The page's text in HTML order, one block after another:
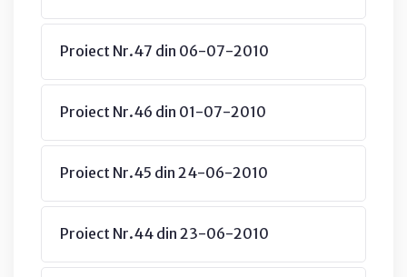
Proiect Nr.47 din 06-07-2010
Proiect Nr.46 din 01-07-2010
Proiect Nr.45 din 24-06-2010
Proiect Nr.44 din 23-06-2010